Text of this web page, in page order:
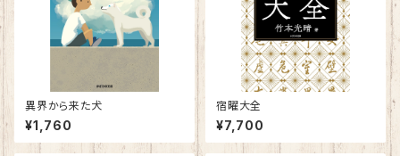
異界から来た犬
¥1,760
宿曜大全
¥7,700